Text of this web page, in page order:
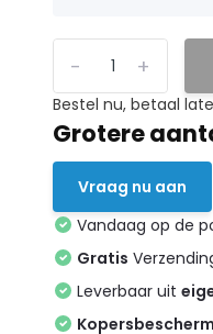
+
-
Bestel nu, betaal
Grotere
Vraag nu aan
Vandaag op de
Gratis
Leverbaar uit